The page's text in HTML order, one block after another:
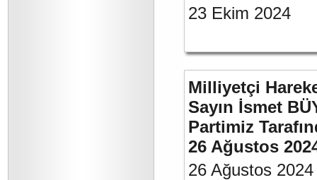
23 Ekim 2024
Milliyetçi
Sayın İsmet
Partimiz
26 Ağustos
26 Ağustos 2024